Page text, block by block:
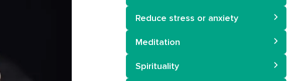
Reduce stress or anxiety
Meditation
Spirituality